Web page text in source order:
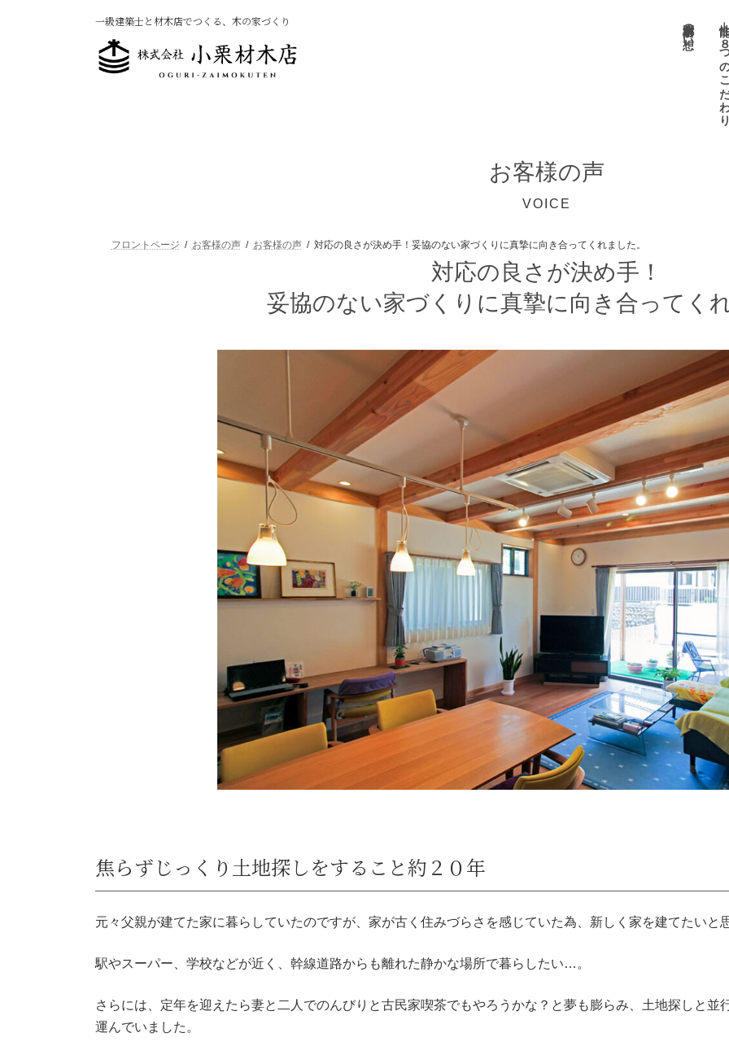
一級建築士と材木店でつくる、木の家づくり 小栗材木店の想い 性能 －８
お客様の声
VOICE
フロントページ お客様の声 お客様の声 対応の良さが決め手！妥協のない家づくりに真摯に向き合ってくれました。
対応の良さが決め手！
妥協のない家づくりに真摯に向き合ってく
焦らずじっくり土地探しをすること約２０年
元々父親が建てた家に暮らしていたのですが、家が古く住みづらさを感じていた為、新しく家を建てたいと
駅やスーパー、学校などが近く、幹線道路からも離れた静かな場所で暮らしたい…。
さらには、定年を迎えたら妻と二人でのんびりと古民家喫茶でもやろうかな？と夢も膨らみ、土地探しと
運んでいました。